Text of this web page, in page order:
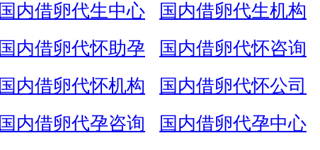
国内借卵代生中心
国内借卵代生机构
国内借卵代怀助孕
国内借卵代怀咨询
国内借卵代怀机构
国内借卵代怀公司
国内借卵代孕咨询
国内借卵代孕中心